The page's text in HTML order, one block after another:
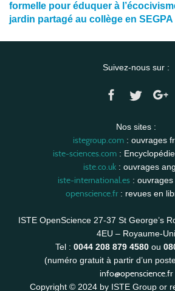
formelle pour éduquer à
jardin partagé au collège en SEGPA
Suivez-nous sur :
Nos sites :
istegroup.com: ouvrages
iste-sciences.com:
iste.co.uk : ouvrages
iste-international.es: ouvrages
openscience.fr: revues en
ISTE OpenScience 27-37 St George’s
4EU – Royaume-Uni
Tel : 0044 208 879 4580 ou
(numéro gratuit à partir d’un
info@openscience.fr
Copyright © 2024 by ISTE Group or